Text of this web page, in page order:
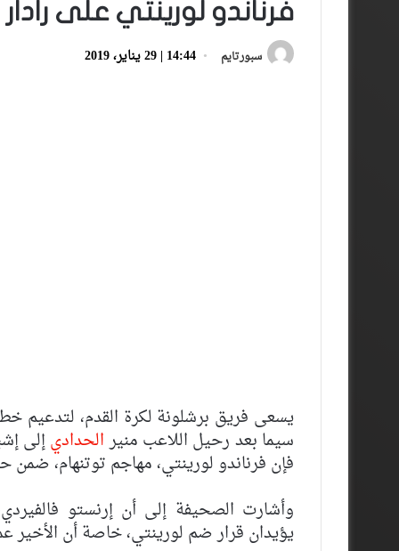
فرناندو لورينتي على
سبورتايم 14:44 | 29 يناير، 2019
يسعى فريق برشلونة لكرة القدم، لتدعيم
سيما بعد رحيل اللاعب منيرالحداديإلى
فإن فرناندو لورينتي، مهاجم توتنهام، ضمن
وأشارت الصحيفة إلى أن إرنستو
يؤيدان قرار ضم لورينتي، خاصة أن الأخير